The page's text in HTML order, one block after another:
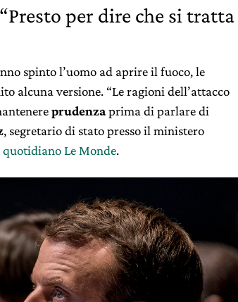
per dire che si tratta
spinto l’uomo ad aprire il fuoco, le
alcuna versione. “Le ragioni dell’attacco
prudenzaprima di parlare di
, segretario di stato presso il ministero
Le Monde.